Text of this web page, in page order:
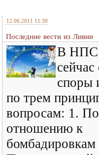
12.06.2011 11:30
Последние вести из Ливии
В НПС
сейчас
споры
по трем
вопросам: 1. По
отношению к